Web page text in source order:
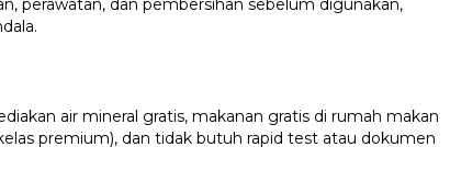
air mineral gratis, makanan gratis di rumah makan
premium), dan tidak butuh rapid test atau dokumen